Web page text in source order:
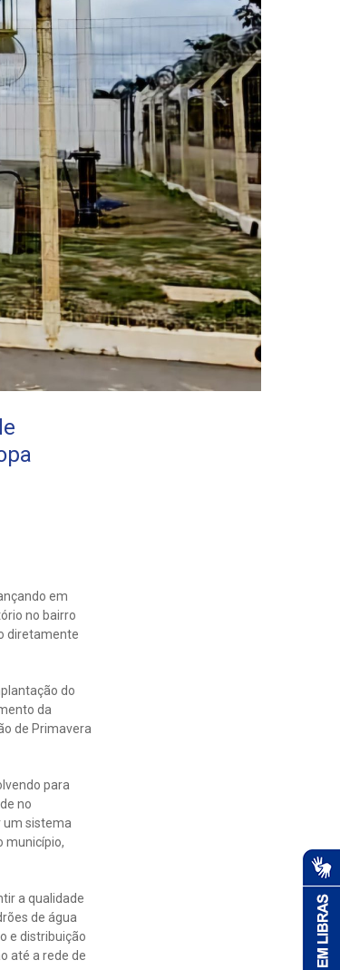
em
no bairro
diretamente
do
da
de Primavera
para
no
um sistema
município,
a qualidade
de água
e distribuição
até a rede de